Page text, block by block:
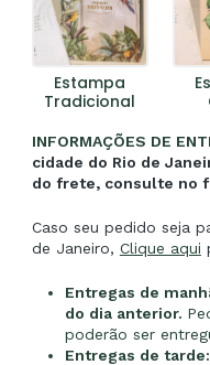
Estampa
Tradicional
INFORMAÇÕES DE
cidade do Rio de
do frete, consulte no
Caso seu pedido seja
de Janeiro, Clique aqui
Entregas de
do dia anterior.
poderão ser
Entregas de